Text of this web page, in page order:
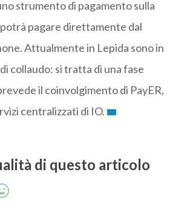
strumento di pagamento sulla
pagare direttamente dal
Attualmente in Lepida sono in
collaudo: si tratta di una fase
il coinvolgimento di PayER,
centralizzati di IO.
di questo articolo